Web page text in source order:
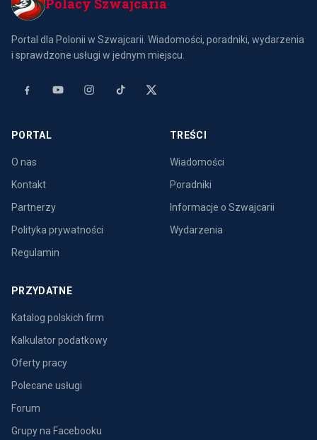
Polacy Szwajcaria
Portal dla Polonii w Szwajcarii. Wiadomości, poradniki, wydarzenia
i sprawdzone usługi w jednym miejscu.
PORTAL
O nas
Kontakt
Partnerzy
Polityka prywatności
Regulamin
TREŚCI
Wiadomości
Poradniki
Informacje o Szwajcarii
Wydarzenia
PRZYDATNE
Katalog polskich firm
Kalkulator podatkowy
Oferty pracy
Polecane usługi
Forum
Grupy na Facebooku